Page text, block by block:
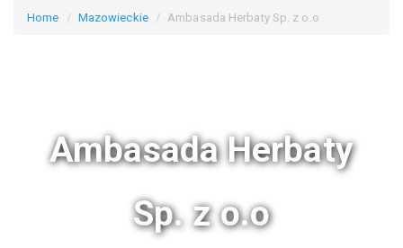
Home Mazowieckie Ambasada Herbaty Sp. z o.o
Ambasada Herbaty
Sp. z o.o